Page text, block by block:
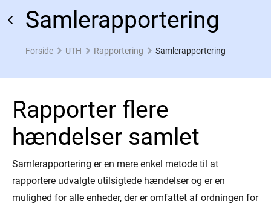
Samlerapportering
Forside UTH Rapportering Samlerapportering
Rapporter flere
hændelser samlet
Samlerapportering er en mere enkel metode til at
rapportere udvalgte utilsigtede hændelser og er en
mulighed for alle enheder, der er omfattet af ordningen for